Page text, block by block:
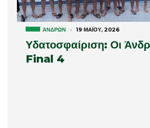
ΑΝΔΡΏΝ · 19 ΜΑΪ́ΟΥ, 2026
Υδατοσφαίριση: Οι
Final 4